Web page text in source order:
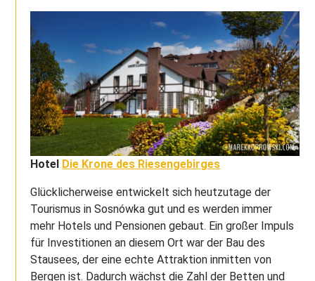
Hotel Die Krone des Riesengebirges
Glücklicherweise entwickelt sich heutzutage der
Tourismus in Sosnówka gut und es werden immer
mehr Hotels und Pensionen gebaut. Ein großer Impuls
für Investitionen an diesem Ort war der Bau des
Stausees, der eine echte Attraktion inmitten von
Bergen ist. Dadurch wächst die Zahl der Betten und